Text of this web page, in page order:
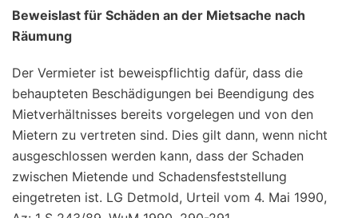
Beweislast für Schäden an der Mietsache nach
Räumung
Der Vermieter ist beweispflichtig dafür, dass die
behaupteten Beschädigungen bei Beendigung des
Mietverhältnisses bereits vorgelegen und von den
Mietern zu vertreten sind. Dies gilt dann, wenn nicht
ausgeschlossen werden kann, dass der Schaden
zwischen Mietende und Schadensfeststellung
eingetreten ist. LG Detmold, Urteil vom 4. Mai 1990,